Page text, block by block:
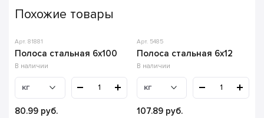
Похожие товары
Арт. 81881
Полоса стальная 6х100
В наличии
кг
80.99 руб.
Арт. 5485
Полоса стальная 6х12
В наличии
кг
107.89 руб.